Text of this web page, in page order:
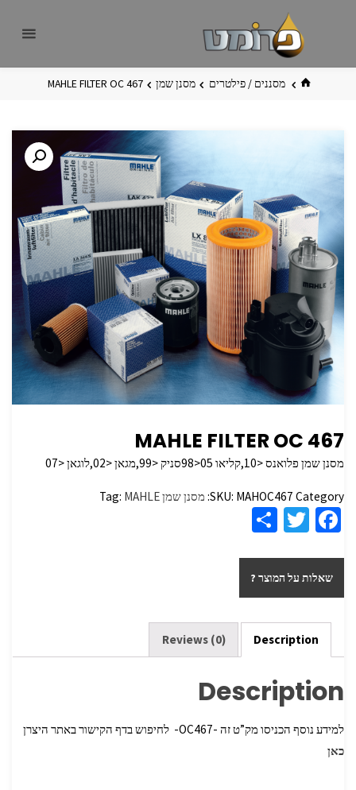
בית מסננים / פילטרים מסנן שמן MAHLE FILTER OC 467
MAHLE FILTER OC 467
מסנן שמן פלואנס <10,קליאו 05<98סניק <99,מגאן <02,לוגאן <07
SKU: MAHOC467 Category: מסנן שמן Tag: MAHLE
Fa
b
o
o
k
T
tt
er
ar
e
שאלות על המוצר ?
Description
Reviews (0)
Description
למידע נוסף הכניסו מק”ט זה -OC467- לחיפוש בדף הקישור באתר היצרן
כאן